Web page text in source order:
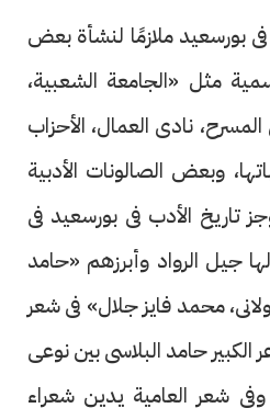
فى بورسعيد ملازمًا لنشأة بعض
مثل «الجامعة الشعبية،
المسرح، نادى العمال، الأحزاب
وبعض الصالونات الأدبية
تاريخ الأدب فى بورسعيد فى
جيل الرواد وأبرزهم «حامد
محمد فايز جلال» فى شعر
حامد البلاسى بين نوعى
شعر العامية يدين شعراء